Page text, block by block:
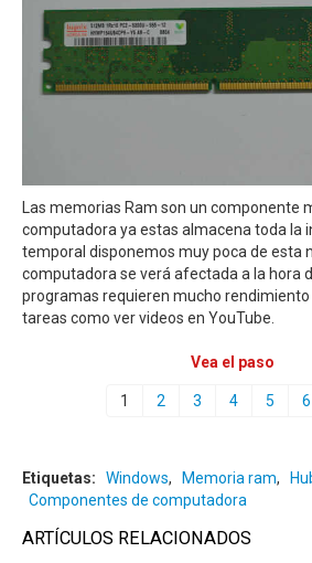
Las memorias Ram son un componente
computadora ya estas almacena toda la
temporal disponemos muy poca de esta
computadora se verá afectada a la hora
programas requieren mucho
tareas como ver videos en YouTube.
Vea el paso
1 2 3 4 5 6
Etiquetas: Windows, Memoria ram,
Componentes de computadora
ARTÍCULOS RELACIONADOS